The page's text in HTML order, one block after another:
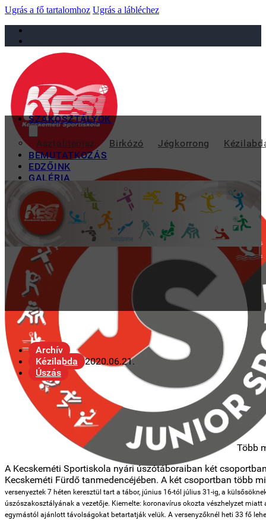
Ugrás a fő tartalomhoz Ugrás a lábléchez
sportiskola@juniorsportkft.hu
SZAKOSZTÁLYOK
Asztalitenisz Birkózó Jégkorrong
BEMUTATKOZÁS
EDZŐINK
GALÉRIA
TAO
KAPCSOLAT
Archív
Kézilabda
Úszás
2020.06.21.
Több
A Kecskeméti Sportiskola nyári úszótáboraiban két
Kecskeméti Fürdő tanmedencéjében. A két csoportban több
versenyeztek 7 héten keresztül tart a tábor, június 16-tól július 31-ig, a
úszószakosztályának a vezetője. Kiemelte: koronavírus okozta vészhelyzet
egymástól ajánlott távolságokat betartatják velük. A versenyzőknél heti 33 fő